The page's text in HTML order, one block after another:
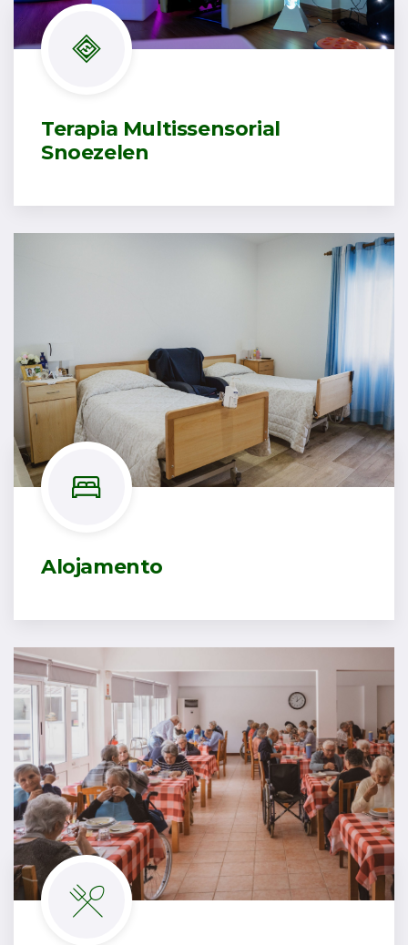
Terapia Multissensorial
Snoezelen
Alojamento